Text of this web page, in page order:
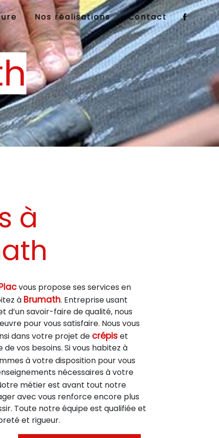
Nos réalisations Contact
à
vous propose ses services en
à Brumath. Entreprise usant
d’un savoir-faire de qualité, nous
pour vous satisfaire. Nous vous
dans votre projet de crépiset
de vos besoins. Si vous habitez à
à votre disposition pour vous
nécessaires à votre
métier est avant tout notre
avec vous renforce encore plus
Toute notre équipe est qualifiée et
et rigueur.